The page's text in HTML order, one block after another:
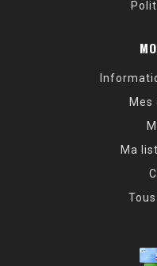
Mes
Ma